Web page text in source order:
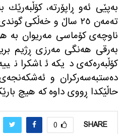
به‌پێی ئه‌و ڕاپۆرته‌، كۆڵبه‌رێك
ته‌مه‌ن ٢٥ ساڵ و خه‌ڵكی
ناوچه‌ی كۆماسی مه‌ریوان به‌
به‌رقی هه‌نگی مه‌رزی ڕژیم
كۆڵبه‌ره‌كه‌ی دیكه‌ ئاشكرا
ده‌ستبه‌سه‌ركران و
حاڵێكدا ڕووی داوه‌ كه‌ هیچ
SHARE
0